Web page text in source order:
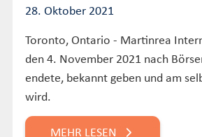
28. Oktober 2021
Toronto, Ontario - Martinrea
den 4. November 2021 nach
endete, bekannt geben und am
wird.
MEHR LESEN